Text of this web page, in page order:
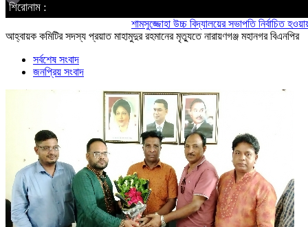
শিরোনাম :
শামসুজ্জোহা উচ্চ বিদ্যালয়ের সভাপতি নির্বাচিত হওয়ায়
আহ্বায়ক কমিটির সদস্য প্রয়াত মাহামুদুর রহমানের মৃত্যুতে নারায়ণগঞ্জ মহানগর বিএনপির
সর্বশেষ সংবাদ
জনপ্রিয় সংবাদ